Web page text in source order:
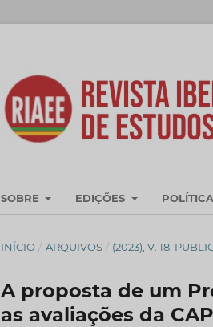
SOBRE EDIÇÕES
INÍCIO / ARQUIVOS / (2023), V. 18,
A proposta de um
as avaliações da